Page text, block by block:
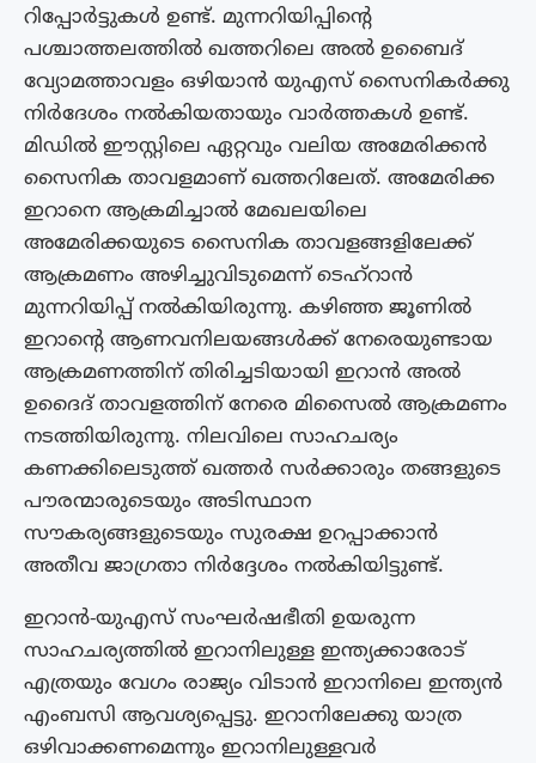
റിപ്പോർട്ടുകൾ ഉണ്ട്. മുന്നറിയിപ്പിന്റെ
പശ്ചാത്തലത്തിൽ ഖത്തറിലെ അൽ ഉബൈദ്
വ്യോമ‌ത്താവളം ഒഴിയാൻ യുഎസ് സൈനികർക്കു
നിർദേശം നൽകിയതായും വാർത്തകൾ ഉണ്ട്.
മിഡിൽ ഈസ്റ്റിലെ ഏറ്റവും വലിയ അമേരിക്കൻ
സൈനിക താവളമാണ് ഖത്തറിലേത്. അമേരിക്ക
ഇറാനെ ആക്രമിച്ചാൽ മേഖലയിലെ
അമേരിക്കയുടെ സൈനിക താവളങ്ങളിലേക്ക്
ആക്രമണം അഴിച്ചുവിടുമെന്ന് ടെഹ്റാൻ
മുന്നറിയിപ്പ് നൽകിയിരുന്നു. കഴിഞ്ഞ ജൂണിൽ
ഇറാന്‍റെ ആണവനിലയങ്ങൾക്ക് നേരെയുണ്ടായ
ആക്രമണത്തിന് തിരിച്ചടിയായി ഇറാൻ അൽ
ഉദൈദ് താവളത്തിന് നേരെ മിസൈൽ ആക്രമണം
നടത്തിയിരുന്നു. നിലവിലെ സാഹചര്യം
കണക്കിലെടുത്ത് ഖത്തർ സർക്കാരും തങ്ങളുടെ
പൗരന്മാരുടെയും അടിസ്ഥാന
സൗകര്യങ്ങളുടെയും സുരക്ഷ ഉറപ്പാക്കാൻ
അതീവ ജാഗ്രതാ നിർദ്ദേശം നൽകിയിട്ടുണ്ട്.
ഇറാൻ-യുഎസ് സംഘർഷഭീതി ഉയരുന്ന
സാഹചര്യത്തിൽ ഇറാനിലുള്ള ഇന്ത്യക്കാരോട്
എത്രയും വേഗം രാജ്യം വിടാൻ ഇറാനിലെ ഇന്ത്യൻ
എംബസി ആവശ്യപ്പെട്ടു. ഇറാനിലേക്കു യാത്ര
ഒഴിവാക്കണമെന്നും ഇറാനിലുള്ളവർ